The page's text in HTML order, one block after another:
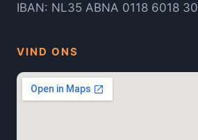
IBAN: NL35 ABNA 0118 6018 30
VIND ONS